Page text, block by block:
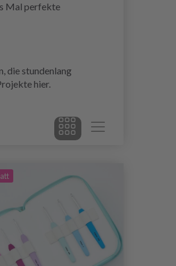
Mal perfekte
die stundenlang
hier.